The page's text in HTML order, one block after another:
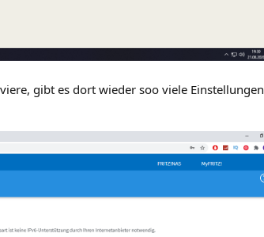
gibt es dort wieder soo viele Einstellungen